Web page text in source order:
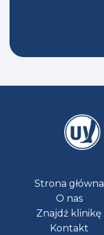
Strona główna
O nas
Znajdź klinikę
Kontakt